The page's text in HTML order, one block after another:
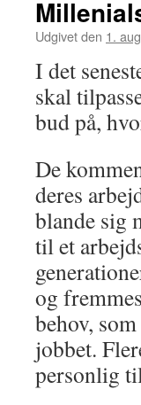
Udgivet den 1.
I det
skal
bud på,
De
deres
blande sig
til et
og
behov,
jobbet.
personlig